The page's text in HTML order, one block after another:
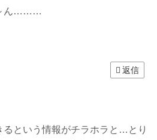
ん………
返信
るという情報がチラホラと…とり